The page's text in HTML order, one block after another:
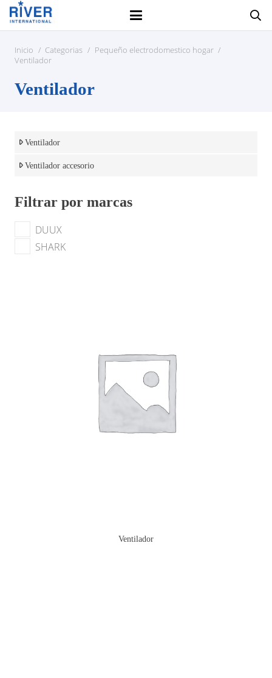
Inicio / Categorias / Pequeño electrodomestico hogar /
Ventilador
Ventilador
Ventilador
Ventilador accesorio
Filtrar por marcas
DUUX
SHARK
Ventilador